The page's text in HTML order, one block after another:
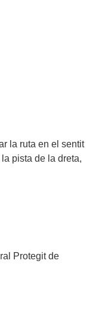
la ruta en el sentit
pista de la dreta,
Protegit de